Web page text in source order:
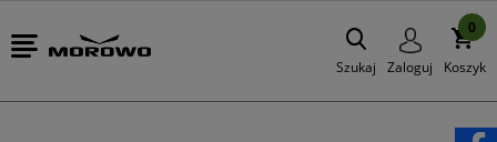
Szukaj Zaloguj Koszyk
0